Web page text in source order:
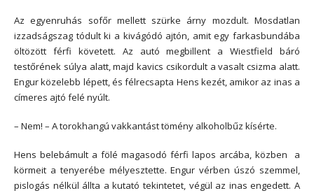
Az egyenruhás sofőr mellett szürke árny mozdult. Mosdatlan
izzadságszag tódult ki a kivágódó ajtón, amit egy farkasbundába
öltözött férfi követett. Az autó megbillent a Wiestfield báró
testőrének súlya alatt, majd kavics csikordult a vasalt csizma alatt.
Engur közelebb lépett, és félrecsapta Hens kezét, amikor az inas a
címeres ajtó felé nyúlt.
– Nem! – A torokhangú vakkantást tömény alkoholbűz kísérte.
Hens belebámult a fölé magasodó férfi lapos arcába, közben a
körmeit a tenyerébe mélyesztette. Engur vérben úszó szemmel,
pislogás nélkül állta a kutató tekintetet, végül az inas engedett. A